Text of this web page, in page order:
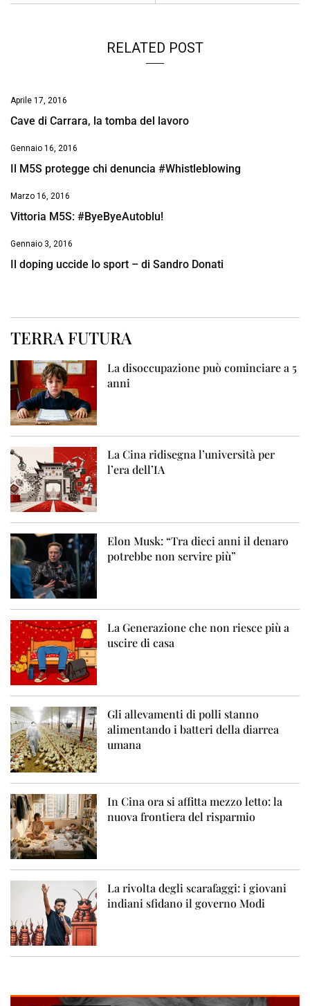
RELATED POST
Aprile 17, 2016
Cave di Carrara, la tomba del lavoro
Gennaio 16, 2016
Il M5S protegge chi denuncia #Whistleblowing
Marzo 16, 2016
Vittoria M5S: #ByeByeAutoblu!
Gennaio 3, 2016
Il doping uccide lo sport – di Sandro Donati
TERRA FUTURA
La disoccupazione può cominciare a 5
anni
La Cina ridisegna l’università per
l’era dell’IA
Elon Musk: “Tra dieci anni il denaro
potrebbe non servire più”
La Generazione che non riesce più a
uscire di casa
Gli allevamenti di polli stanno
alimentando i batteri della diarrea
umana
In Cina ora si affitta mezzo letto: la
nuova frontiera del risparmio
La rivolta degli scarafaggi: i giovani
indiani sfidano il governo Modi